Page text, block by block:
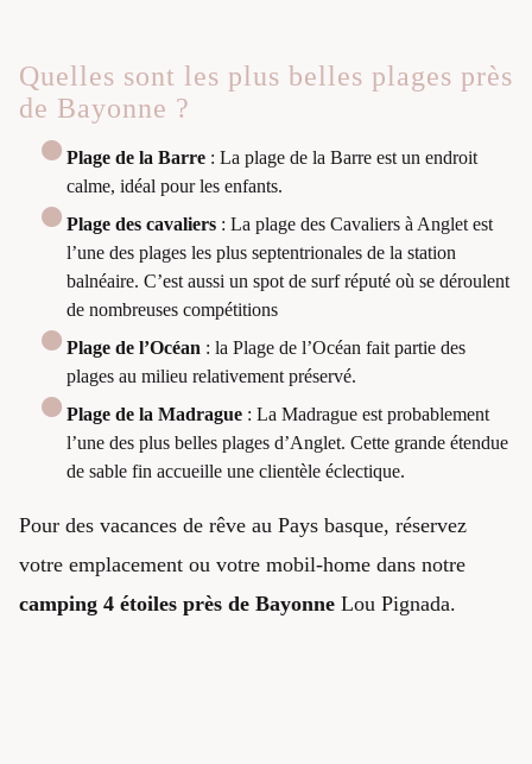
Quelles sont les plus belles plages près
de Bayonne ?
Plage de la Barre : La plage de la Barre est un endroit
calme, idéal pour les enfants.
Plage des cavaliers : La plage des Cavaliers à Anglet est
l’une des plages les plus septentrionales de la station
balnéaire. C’est aussi un spot de surf réputé où se déroulent
de nombreuses compétitions
Plage de l’Océan : la Plage de l’Océan fait partie des
plages au milieu relativement préservé.
Plage de la Madrague : La Madrague est probablement
l’une des plus belles plages d’Anglet. Cette grande étendue
de sable fin accueille une clientèle éclectique.
Pour des vacances de rêve au Pays basque, réservez
votre emplacement ou votre mobil-home dans notre
camping 4 étoiles près de Bayonne Lou Pignada.